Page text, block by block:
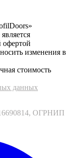
офертой
изменения в
стоимость
данных
ОГРНИП